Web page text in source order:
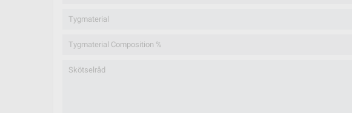
Tygmaterial
Tygmaterial Composition %
Skötselråd